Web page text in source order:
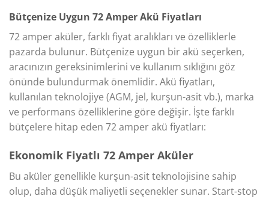
Bütçenize Uygun 72 Amper Akü Fiyatları
72 amper aküler, farklı fiyat aralıkları ve özelliklerle
pazarda bulunur. Bütçenize uygun bir akü seçerken,
aracınızın gereksinimlerini ve kullanım sıklığını göz
önünde bulundurmak önemlidir. Akü fiyatları,
kullanılan teknolojiye (AGM, jel, kurşun-asit vb.), marka
ve performans özelliklerine göre değişir. İşte farklı
bütçelere hitap eden 72 amper akü fiyatları:
Ekonomik Fiyatlı 72 Amper Aküler
Bu aküler genellikle kurşun-asit teknolojisine sahip
olup, daha düşük maliyetli seçenekler sunar. Start-stop